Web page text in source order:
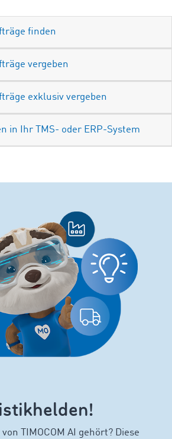
finden
vergeben
exklusiv vergeben
in Ihr TMS- oder ERP-System
TIMOCOM AI gehört? Diese